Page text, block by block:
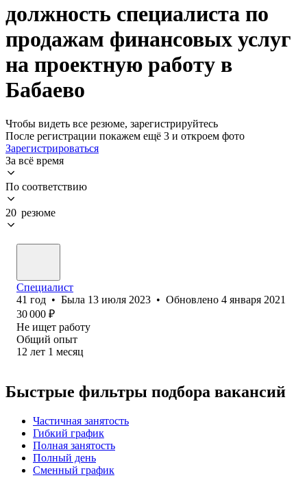
должность специалиста по
продажам финансовых услуг
на проектную работу в
Бабаево
Чтобы видеть все резюме, зарегистрируйтесь
После регистрации покажем ещё 3 и откроем фото
Зарегистрироваться
За всё время
По соответствию
20 резюме
Специалист
41 год • Была 13 июля 2023 • Обновлено 4 января 2021
30 000 ₽
Не ищет работу
Общий опыт
12 лет 1 месяц
Быстрые фильтры подбора вакансий
Частичная занятость
Гибкий график
Полная занятость
Полный день
Сменный график